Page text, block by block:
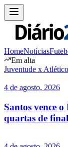
HomeNotícias
Em alta
Juventude x
4 de agosto, 2026
Santos vence
quartas de